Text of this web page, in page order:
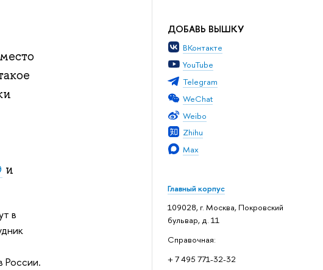
ДОБАВЬ ВЫШКУ
ВКонтакте
YouTube
Telegram
WeChat
Weibo
Zhihu
Max
Главный корпус
109028, г. Москва, Покровский
бульвар, д. 11
Справочная:
+ 7 495 771-32-32
и
в
России.